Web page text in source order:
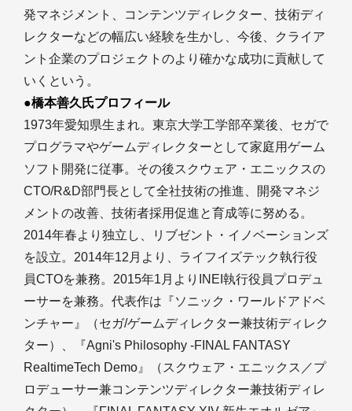
発マネジメント、コンテンツディレクター、技術ディ
レクターなどの幅広い経験を生かし、今後、クライア
ント企業のプロジェクトのより確かな成功に貢献して
いくという。
●橋本善久氏プロフィール
1973年愛知県生まれ。東京大学工学部卒業後、セガで
プログラマやゲームディレクターとして家庭用ゲーム
ソフト開発に従事。その後スクウェア・エニックスの
CTO/R&D部門長として全社技術の推進、開発マネジ
メントの改善、技術者採用促進と育成等に努める。
2014年春より独立し、リブゼント・イノベーションズ
を設立。2014年12月より、ライフイズテック執行役
員CTOを兼務。2015年1月よりINEI執行役員プロデュ
ーサーを兼務。代表作は『ソニック・ワールドアドベ
ンチャー』（セガ/ゲームディレクター兼技術ディレク
ター）、『Agni's Philosophy -FINAL FANTASY
RealtimeTech Demo』（スクウェア・エニックス／プ
ロデューサー兼コンテンツディレクター兼技術ディレ